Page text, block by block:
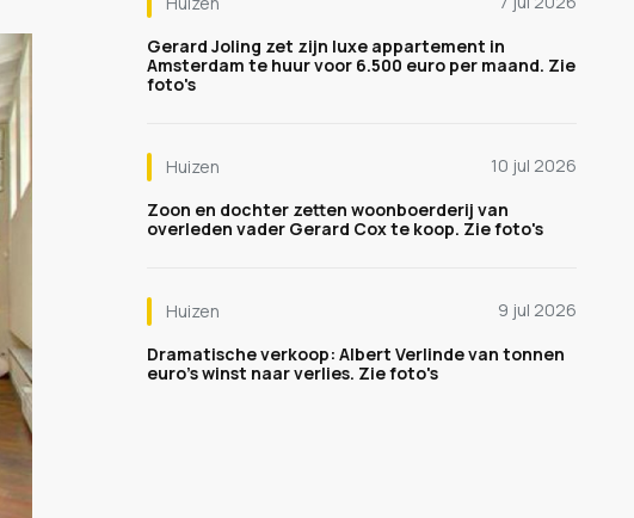
Gerard Joling zet zijn luxe appartement in
Amsterdam te huur voor 6.500 euro per maand. Zie
foto's
Huizen
10 jul 2026
Zoon en dochter zetten woonboerderij van
overleden vader Gerard Cox te koop. Zie foto's
Huizen
9 jul 2026
Dramatische verkoop: Albert Verlinde van tonnen
euro's winst naar verlies. Zie foto's